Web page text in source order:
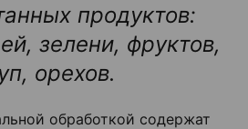
продуктов:
зелени, фруктов,
орехов.
обработкой содержат